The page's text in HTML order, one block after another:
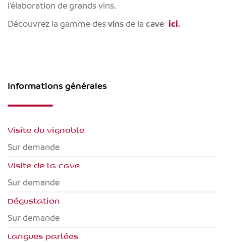
l'élaboration de grands vins.
Découvrez la gamme des vins de la cave ici.
Informations générales
Visite du vignoble
Sur demande
Visite de la cave
Sur demande
Dégustation
Sur demande
Langues parlées